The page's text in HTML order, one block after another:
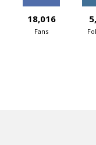
18,016
Fans